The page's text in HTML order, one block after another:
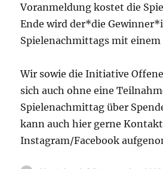
Voranmeldung kostet die
Ende wird der*die
Spielenachmittags mit einem
Wir sowie die Initiative
sich auch ohne eine
Spielenachmittag über
kann auch hier gerne
Instagram/Facebook